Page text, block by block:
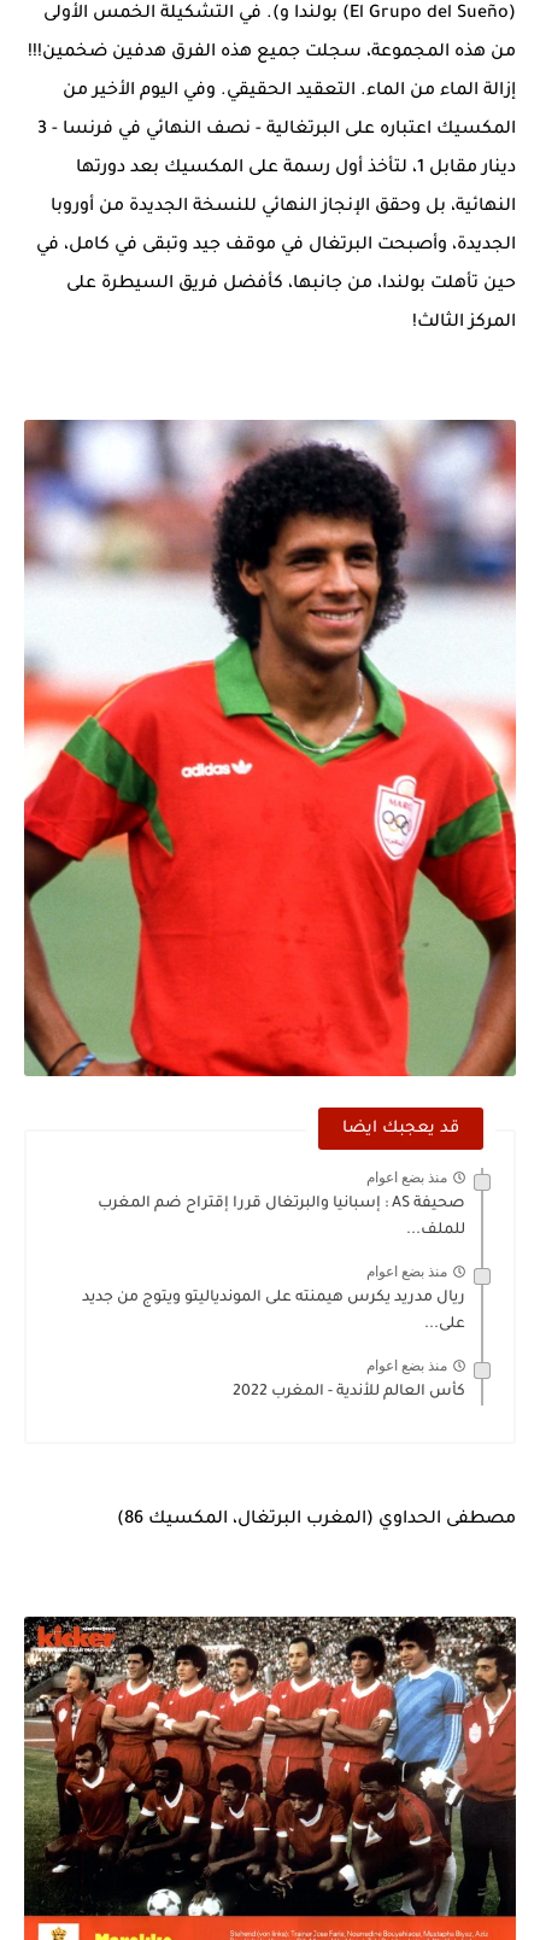
(El Grupo del Sueño) بولندا و). في التشكيلة الخمس الأولى
من هذه المجموعة، سجلت جميع هذه الفرق هدفين ضخمين!!!
إزالة الماء من الماء. التعقيد الحقيقي. وفي اليوم الأخير من
المكسيك اعتباره على البرتغالية - نصف النهائي في فرنسا - 3
دينار مقابل 1، لتأخذ أول رسمة على المكسيك بعد دورتها
النهائية، بل وحقق الإنجاز النهائي للنسخة الجديدة من أوروبا
الجديدة، وأصبحت البرتغال في موقف جيد وتبقى في كامل، في
حين تأهلت بولندا، من جانبها، كأفضل فريق السيطرة على
المركز الثالث!
قد يعجبك ايضا
منذ بضع اعوام
صحيفة AS : إسبانيا والبرتغال قررا إقتراح ضم المغرب
للملف...
منذ بضع اعوام
ريال مدريد يكرس هيمنته على الموندياليتو ويتوج من جديد
على...
منذ بضع اعوام
كأس العالم للأندية - المغرب 2022
مصطفى الحداوي (المغرب البرتغال، المكسيك 86)